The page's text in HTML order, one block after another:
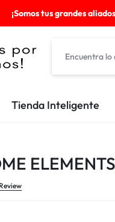
¡Somos tus grandes
Tienda Inteligente
ELEMENTS